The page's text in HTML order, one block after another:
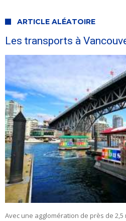
ARTICLE ALÉATOIRE
Les transports à
Avec une agglomération de près de